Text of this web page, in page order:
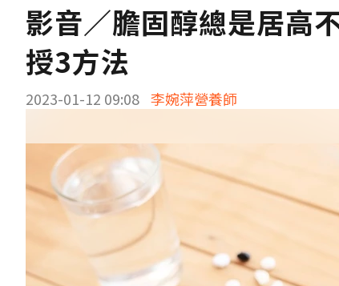
影音／膽固醇總是居高
授3方法
2023-01-12 09:08 李婉萍營養師